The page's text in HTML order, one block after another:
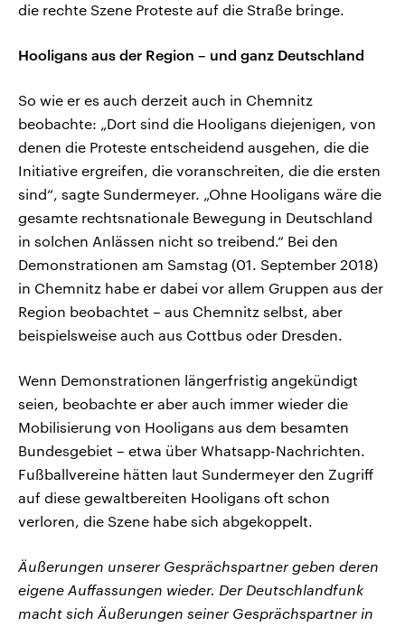
die rechte Szene Proteste auf die Straße bringe.
Hooligans aus der Region – und ganz Deutschland
So wie er es auch derzeit auch in Chemnitz
beobachte: „Dort sind die Hooligans diejenigen, von
denen die Proteste entscheidend ausgehen, die die
Initiative ergreifen, die voranschreiten, die die ersten
sind“, sagte Sundermeyer. „Ohne Hooligans wäre die
gesamte rechtsnationale Bewegung in Deutschland
in solchen Anlässen nicht so treibend.“ Bei den
Demonstrationen am Samstag (01. September 2018)
in Chemnitz habe er dabei vor allem Gruppen aus der
Region beobachtet – aus Chemnitz selbst, aber
beispielsweise auch aus Cottbus oder Dresden.
Wenn Demonstrationen längerfristig angekündigt
seien, beobachte er aber auch immer wieder die
Mobilisierung von Hooligans aus dem besamten
Bundesgebiet – etwa über Whatsapp-Nachrichten.
Fußballvereine hätten laut Sundermeyer den Zugriff
auf diese gewaltbereiten Hooligans oft schon
verloren, die Szene habe sich abgekoppelt.
Äußerungen unserer Gesprächspartner geben deren
eigene Auffassungen wieder. Der Deutschlandfunk
macht sich Äußerungen seiner Gesprächspartner in